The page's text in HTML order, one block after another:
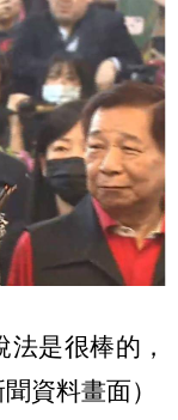
是很棒的，
資料畫面）